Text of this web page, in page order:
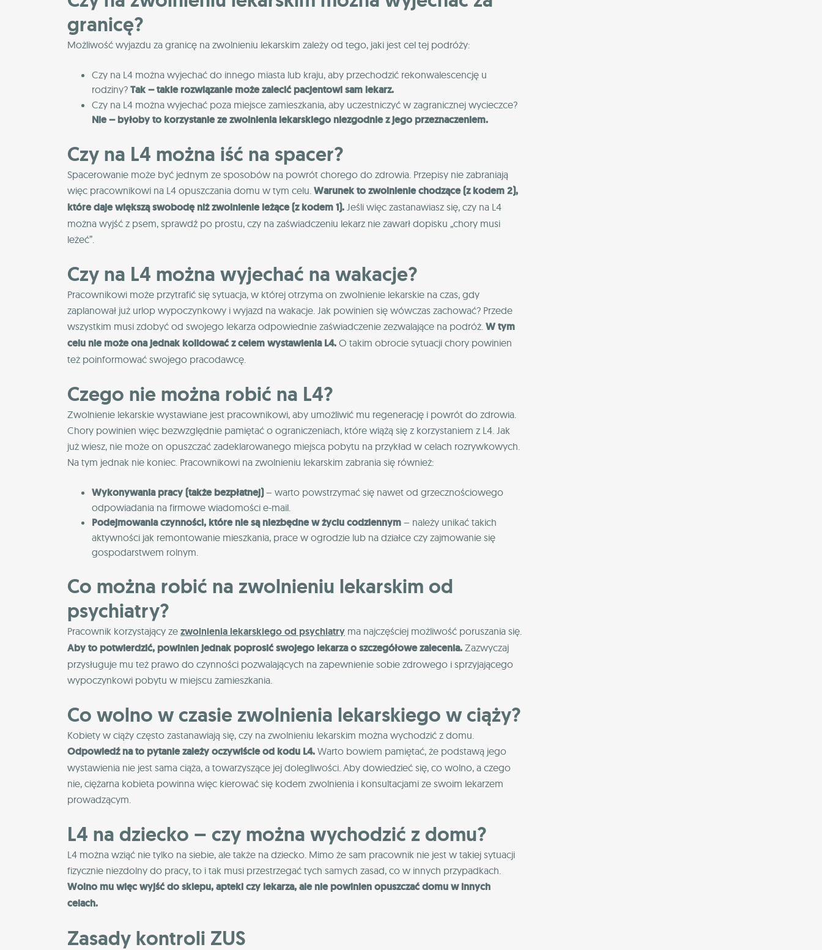
granicę?
Możliwość wyjazdu za granicę na zwolnieniu lekarskim zależy od tego, jaki jest cel tej podróży:
Czy na L4 można wyjechać do innego miasta lub kraju, aby przechodzić rekonwalescencję u
rodziny? Tak – takie rozwiązanie może zalecić pacjentowi sam lekarz.
Czy na L4 można wyjechać poza miejsce zamieszkania, aby uczestniczyć w zagranicznej wycieczce?
Nie – byłoby to korzystanie ze zwolnienia lekarskiego niezgodnie z jego przeznaczeniem.
Czy na L4 można iść na spacer?
Spacerowanie może być jednym ze sposobów na powrót chorego do zdrowia. Przepisy nie zabraniają
więc pracownikowi na L4 opuszczania domu w tym celu. Warunek to zwolnienie chodzące (z kodem 2),
które daje większą swobodę niż zwolnienie leżące (z kodem 1). Jeśli więc zastanawiasz się, czy na L4
można wyjść z psem, sprawdź po prostu, czy na zaświadczeniu lekarz nie zawarł dopisku „chory musi
leżeć”.
Czy na L4 można wyjechać na wakacje?
Pracownikowi może przytrafić się sytuacja, w której otrzyma on zwolnienie lekarskie na czas, gdy
zaplanował już urlop wypoczynkowy i wyjazd na wakacje. Jak powinien się wówczas zachować? Przede
wszystkim musi zdobyć od swojego lekarza odpowiednie zaświadczenie zezwalające na podróż. W tym
celu nie może ona jednak kolidować z celem wystawienia L4. O takim obrocie sytuacji chory powinien
też poinformować swojego pracodawcę.
Czego nie można robić na L4?
Zwolnienie lekarskie wystawiane jest pracownikowi, aby umożliwić mu regenerację i powrót do zdrowia.
Chory powinien więc bezwzględnie pamiętać o ograniczeniach, które wiążą się z korzystaniem z L4. Jak
już wiesz, nie może on opuszczać zadeklarowanego miejsca pobytu na przykład w celach rozrywkowych.
Na tym jednak nie koniec. Pracownikowi na zwolnieniu lekarskim zabrania się również:
Wykonywania pracy (także bezpłatnej)– warto powstrzymać się nawet od grzecznościowego
odpowiadania na firmowe wiadomości e-mail.
Podejmowania czynności, które nie są niezbędne w życiu codziennym – należy unikać takich
aktywności jak remontowanie mieszkania, prace w ogrodzie lub na działce czy zajmowanie się
gospodarstwem rolnym.
Co można robić na zwolnieniu lekarskim od
psychiatry?
Pracownik korzystający ze zwolnienia lekarskiego od psychiatry ma najczęściej możliwość poruszania się.
Aby to potwierdzić, powinien jednak poprosić swojego lekarza o szczegółowe zalecenia. Zazwyczaj
przysługuje mu też prawo do czynności pozwalających na zapewnienie sobie zdrowego i sprzyjającego
wypoczynkowi pobytu w miejscu zamieszkania.
Co wolno w czasie zwolnienia lekarskiego w ciąży?
Kobiety w ciąży często zastanawiają się, czy na zwolnieniu lekarskim można wychodzić z domu.
Odpowiedź na to pytanie zależy oczywiście od kodu L4. Warto bowiem pamiętać, że podstawą jego
wystawienia nie jest sama ciąża, a towarzyszące jej dolegliwości. Aby dowiedzieć się, co wolno, a czego
nie, ciężarna kobieta powinna więc kierować się kodem zwolnienia i konsultacjami ze swoim lekarzem
prowadzącym.
L4 na dziecko – czy można wychodzić z domu?
L4 można wziąć nie tylko na siebie, ale także na dziecko. Mimo że sam pracownik nie jest w takiej sytuacji
fizycznie niezdolny do pracy, to i tak musi przestrzegać tych samych zasad, co w innych przypadkach.
Wolno mu więc wyjść do sklepu, apteki czy lekarza, ale nie powinien opuszczać domu w innych
celach.
Zasady kontroli ZUS